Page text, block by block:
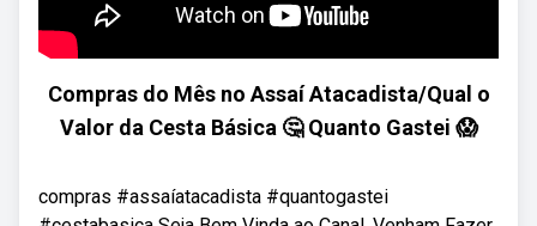
Compras do Mês no Assaí Atacadista/Qual o
Valor da Cesta Básica 🤔 Quanto Gastei 😱
compras #assaíatacadista #quantogastei